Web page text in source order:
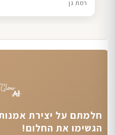
רמת גן
חלמתם על יצירת
הגשימו את החלום!